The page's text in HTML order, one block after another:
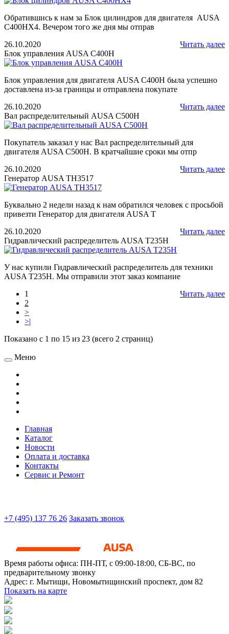
Обратившись к нам за Блок цилиндров для двигателя AUSA
C400HX4. Вечером того же дня мы отправ
Читать далее
26.10.2020
Блок управления AUSA C400H
Блок управления для двигателя AUSA C400H была успешно
доставлена из-за границы и отправлена покупате
Читать далее
26.10.2020
Вал распределительный AUSA C500H
Покупатель заказал у нас Вал распределительный для
двигателя AUSA C500H. В кратчайшие сроки мы отпр
Читать далее
26.10.2020
Генератор AUSA TH3517
Буквально 2 недели назад к нам обратился человек с просьбой
привезти Генератор для двигателя AUSA T
Читать далее
26.10.2020
Гидравлический распределитель AUSA T235H
У нас купили Гидравлический распределитель для техники
AUSA T235H. Мы отправили этот заказ компание
Читать далее
1
2
>
>|
Показано с 1 по 15 из 23 (всего 2 страниц)
Меню
Главная
Каталог
Новости
Оплата и доставка
Контакты
Сервис и Ремонт
+7 (495) 137 76 26 Заказать звонок
Время работы офиса: ПН-ПТ, с 09:00-18:00, СБ-ВС, по
предварительному звонку
Адрес: г. Мытищи, Новомытищинский проспект, дом 82
Показать на карте